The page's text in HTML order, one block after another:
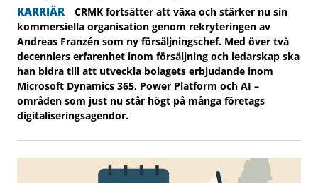
KARRIÄR
CRMK fortsätter att växa och stärker nu sin
kommersiella organisation genom rekryteringen av
Andreas Franzén som ny försäljningschef. Med över två
decenniers erfarenhet inom försäljning och ledarskap ska
han bidra till att utveckla bolagets erbjudande inom
Microsoft Dynamics 365, Power Platform och AI –
områden som just nu står högt på många företags
digitaliseringsagendor.